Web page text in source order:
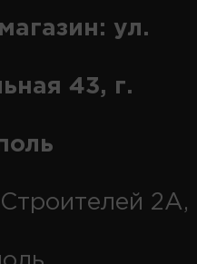
ул.
43, г.
2А,